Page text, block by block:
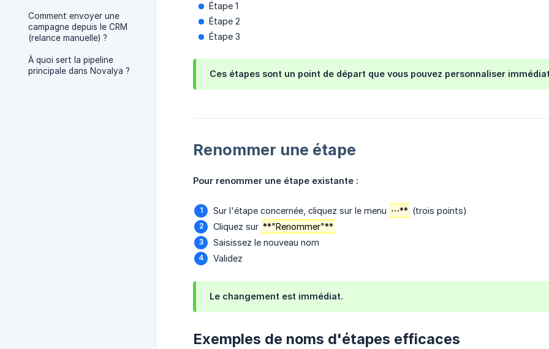
Comment envoyer une
campagne depuis le CRM
(relance manuelle) ?
À quoi sert la pipeline
principale dans Novalya ?
Étape 1
Étape 2
Étape 3
Ces étapes sont un point de départ que vous pouvez personnaliser
Renommer une étape
Pour renommer une étape existante :
Sur l'étape concernée, cliquez sur le menu ⋯** (trois points)
Cliquez sur **"Renommer"**
Saisissez le nouveau nom
Validez
Le changement est immédiat.
Exemples de noms d'étapes efficaces